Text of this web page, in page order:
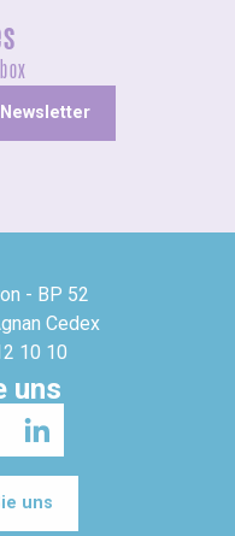
- BP 52
Cedex
10 10
uns
uns